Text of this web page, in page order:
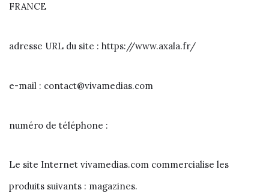
FRANCE
adresse URL du site : https://www.axala.fr/
e-mail : contact@vivamedias.com
numéro de téléphone :
Le site Internet vivamedias.com commercialise les
produits suivants : magazines.